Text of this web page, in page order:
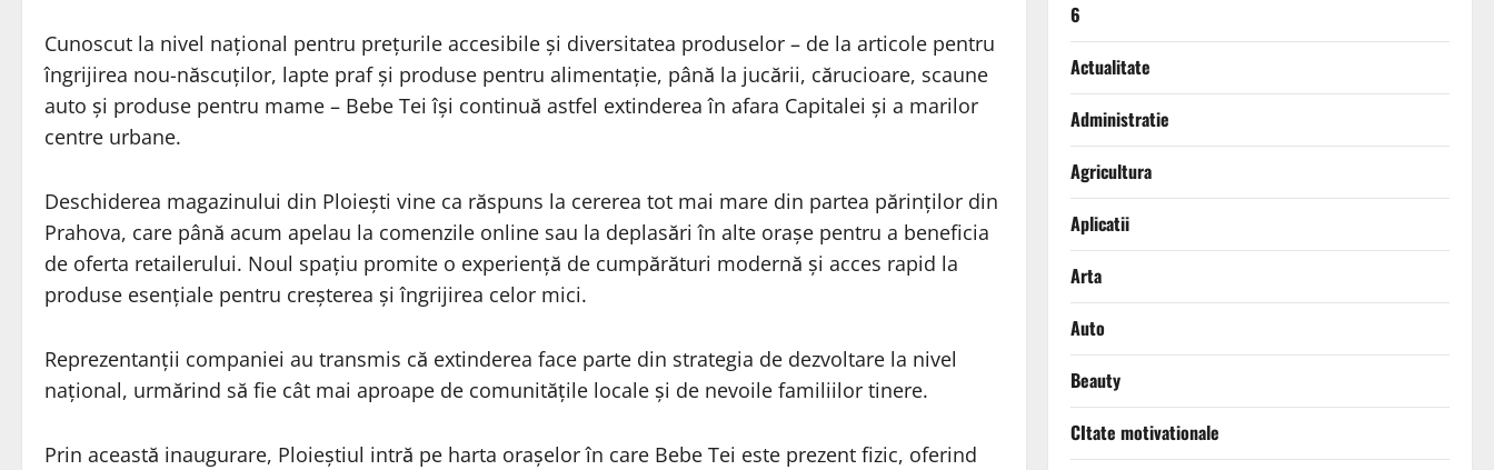
Cunoscut la nivel național pentru prețurile accesibile și diversitatea produselor – de la articole pentru
îngrijirea nou-născuților, lapte praf și produse pentru alimentație, până la jucării, cărucioare, scaune
auto și produse pentru mame – Bebe Tei își continuă astfel extinderea în afara Capitalei și a marilor
centre urbane.
Deschiderea magazinului din Ploiești vine ca răspuns la cererea tot mai mare din partea părinților din
Prahova, care până acum apelau la comenzile online sau la deplasări în alte orașe pentru a beneficia
de oferta retailerului. Noul spațiu promite o experiență de cumpărături modernă și acces rapid la
produse esențiale pentru creșterea și îngrijirea celor mici.
Reprezentanții companiei au transmis că extinderea face parte din strategia de dezvoltare la nivel
național, urmărind să fie cât mai aproape de comunitățile locale și de nevoile familiilor tinere.
Prin această inaugurare, Ploieștiul intră pe harta orașelor în care Bebe Tei este prezent fizic, oferind
6
Actualitate
Administratie
Agricultura
Aplicatii
Arta
Auto
Beauty
CItate motivationale